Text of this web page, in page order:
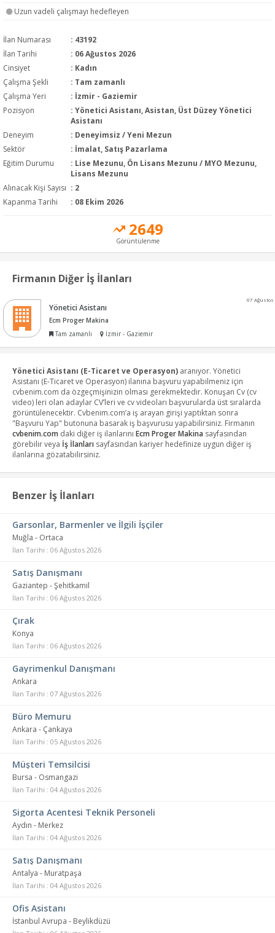
Uzun vadeli çalışmayı hedefleyen
İlan Numarası
: 43192
İlan Tarihi
: 06 Ağustos 2026
Cinsiyet
: Kadın
Çalışma Şekli
: Tam zamanlı
Çalışma Yeri
: İzmir - Gaziemir
Pozisyon
: Yönetici Asistanı, Asistan, Üst Düzey Yönetici
Asistanı
Deneyim
: Deneyimsiz / Yeni Mezun
Sektör
: İmalat, Satış Pazarlama
Eğitim Durumu
: Lise Mezunu, Ön Lisans Mezunu / MYO Mezunu,
Lisans Mezunu
Alınacak Kişi Sayısı : 2
Kapanma Tarihi
: 08 Ekim 2026
2649
Görüntülenme
Firmanın Diğer İş İlanları
07 Ağustos
Yönetici Asistanı
Ecm Proger Makina
Tam zamanlı
İzmir - Gaziemir
Yönetici Asistanı (E-Ticaret ve Operasyon) aranıyor. Yönetici
Asistanı (E-Ticaret ve Operasyon) ilanına başvuru yapabilmeniz için
cvbenim.com da özgeçmişinizin olması gerekmektedir. Konuşan Cv (cv
video) leri olan adaylar CV’leri ve cv videoları başvurularda üst sıralarda
görüntülenecektir. Cvbenim.com’a iş arayan girişi yaptıktan sonra
"Başvuru Yap" butonuna basarak iş başvurusu yapabilirsiniz. Firmanın
cvbenim.com daki diğer iş ilanlarını Ecm Proger Makina sayfasından
görebilir veya İş İlanları sayfasından kariyer hedefinize uygun diğer iş
ilanlarına gözatabilirsiniz.
Benzer İş İlanları
Garsonlar, Barmenler ve İlgili İşçiler
Muğla - Ortaca
İlan Tarihi : 06 Ağustos 2026
Satış Danışmanı
Gaziantep - Şehitkamil
İlan Tarihi : 06 Ağustos 2026
Çırak
Konya
İlan Tarihi : 06 Ağustos 2026
Gayrimenkul Danışmanı
Ankara
İlan Tarihi : 07 Ağustos 2026
Büro Memuru
Ankara - Çankaya
İlan Tarihi : 05 Ağustos 2026
Müşteri Temsilcisi
Bursa - Osmangazi
İlan Tarihi : 04 Ağustos 2026
Sigorta Acentesi Teknik Personeli
Aydın - Merkez
İlan Tarihi : 04 Ağustos 2026
Satış Danışmanı
Antalya - Muratpaşa
İlan Tarihi : 04 Ağustos 2026
Ofis Asistanı
İstanbul Avrupa - Beylikdüzü